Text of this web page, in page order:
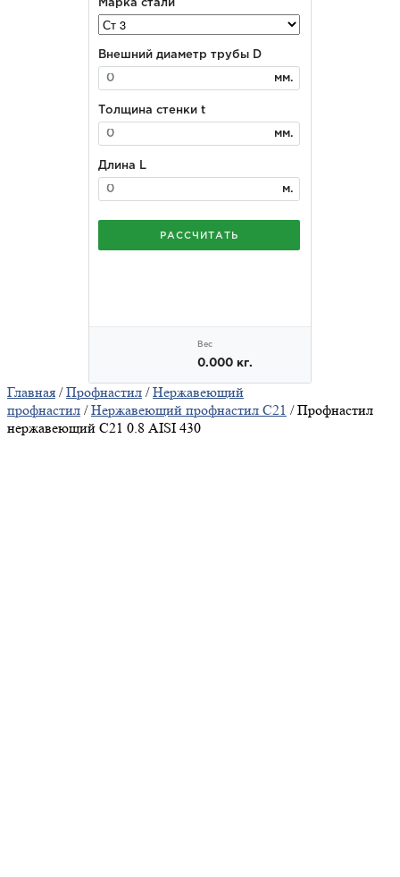
Главная /Профнастил /Нержавеющий
профнастил /Нержавеющий профнастил С21 / Профнастил
нержавеющий С21 0.8 AISI 430